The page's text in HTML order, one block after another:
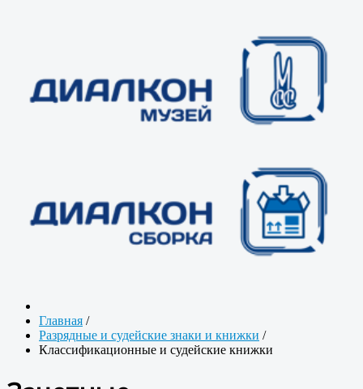
Главная /
Разрядные и судейские знаки и книжки /
Классификационные и судейские книжки